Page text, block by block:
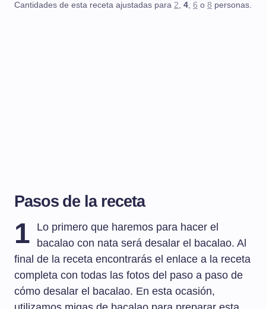
Cantidades de esta receta ajustadas para 2, 4, 6 o 8 personas.
Pasos de la receta
1
Lo primero que haremos para hacer el
bacalao con nata será desalar el bacalao. Al
final de la receta encontrarás el enlace a la receta
completa con todas las fotos del paso a paso de
cómo desalar el bacalao. En esta ocasión,